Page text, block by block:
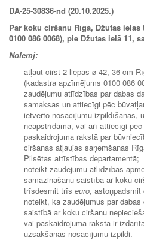
DA-25-30836-nd (20.10.2025.)
Par koku ciršanu Rīgā, Džutas
0100 086 0068), pie Džutas ielā 11,
Nolemj:
atļaut cirst 2 liepas ø 42, 36 cm
(kadastra apzīmējums 0100 086
zaudējumu atlīdzības par dabas
samaksas un attiecīgi pēc
ietverto nosacījumu izpildīšanas,
neapstrīdama, vai arī attiecīgi
paskaidrojuma rakstā par
ciršanas atļaujas saņemšanas
Pilsētas attīstības departamentā;
noteikt zaudējumu atlīdzības
samazināšanu saistībā ar koku
trīsdesmit trīs euro, astoņpadsmit
noteikt, ka zaudējumus par
saistībā ar koku ciršanu
vai paskaidrojuma rakstā ir
uzsākšanas nosacījumu izpildi.